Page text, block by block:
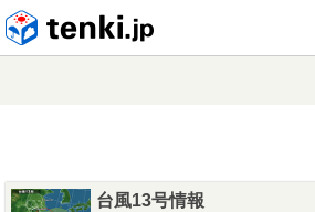
台風13号情報